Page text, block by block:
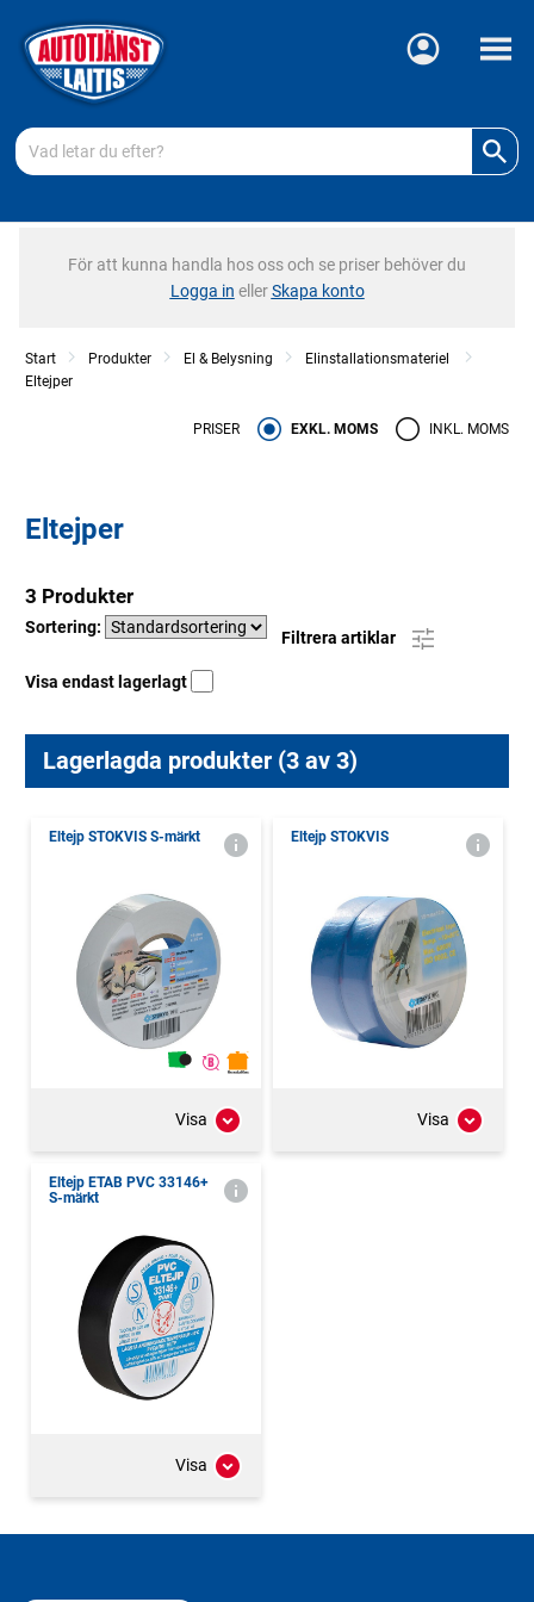
Meny
För att kunna handla hos oss och se priser behöver du
Logga in ellerSkapa konto
Start Produkter El & Belysning
Elinstallationsmateriel
Eltejper
PRISER EXKL. MOMS INKL. MOMS
Eltejper
3 Produkter
Sortering:
Filtrera artiklar
Visa endast lagerlagt
Lagerlagda produkter (3 av 3)
Eltejp STOKVIS S-märkt
Visa
Eltejp STOKVIS
Visa
Eltejp ETAB PVC 33146+
S-märkt
Visa